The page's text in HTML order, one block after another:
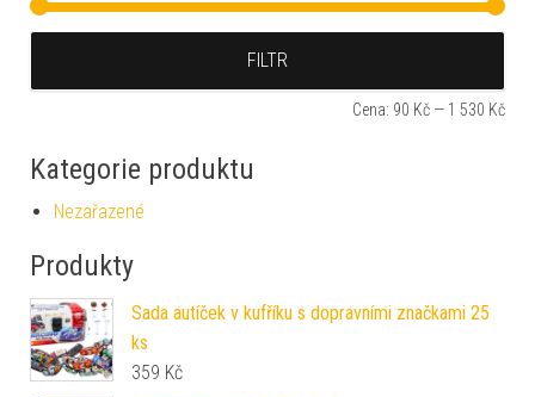
FILTR
Cena: 90 Kč — 1 530 Kč
Kategorie produktu
Nezařazené
Produkty
Sada autíček v kufříku s dopravními značkami 25
ks
359 Kč